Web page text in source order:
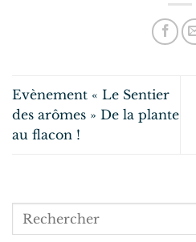
Evènement « Le Sentier
des arômes » De la plante
au flacon !